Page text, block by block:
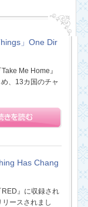
」One Dir
Me Home』
、13カ国のチャ
Has Chang
』に収録され
ースされまし